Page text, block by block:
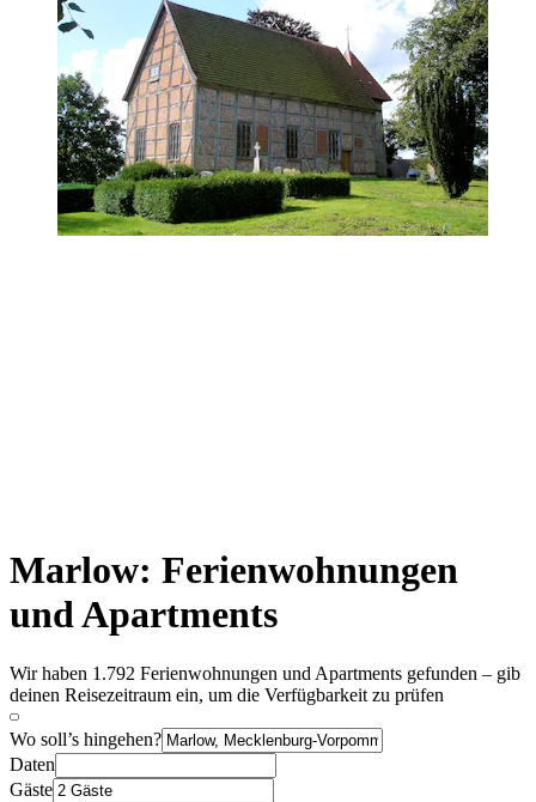
Marlow: Ferienwohnungen
und Apartments
Wir haben 1.792 Ferienwohnungen und Apartments gefunden – gib
deinen Reisezeitraum ein, um die Verfügbarkeit zu prüfen
Wo soll’s hingehen?
Daten
Gäste